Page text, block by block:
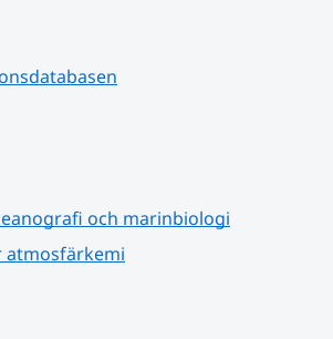
och marinbiologi
atmosfärkemi